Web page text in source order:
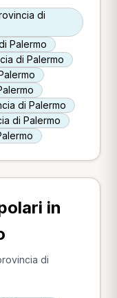
di
Palermo
di Palermo
di Palermo
di Palermo
in
di